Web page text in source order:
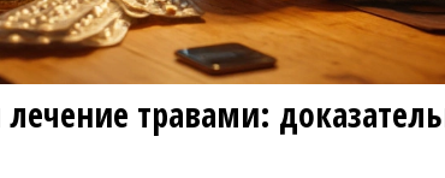
травами: